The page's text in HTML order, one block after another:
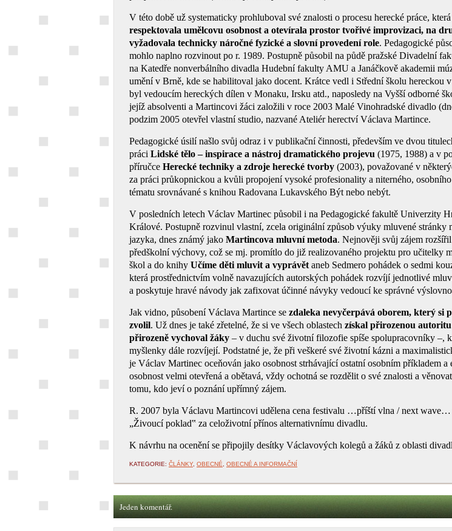
V této době už systematicky prohluboval své znalosti o procesu herecké práce,
respektovala umělcovu osobnost a otevírala prostor tvořivé improvizaci, na
vyžadovala technicky náročné fyzické a slovní provedení role. Pedagogické
mohlo naplno rozvinout po r. 1989. Postupně působil na půdě pražské Divadelní
na Katedře nonverbálního divadla Hudební fakulty AMU a Janáčkově akademii
umění v Brně, kde se habilitoval jako docent. Krátce vedl i Střední školu hereckou
byl vedoucím hereckých dílen v Monaku, Irsku atd., naposledy na Vyšší odborné
jejíž absolventi a Martincovi žáci založili v roce 2003 Malé Vinohradské divadlo
podzim 2005 otevřel vlastní studio, nazvané Ateliér herectví Václava Martince.
Pedagogické úsilí našlo svůj odraz i v publikační činnosti, především ve dvou
práci Lidské tělo – inspirace a nástroj dramatického projevu (1975, 1988) a v
příručce Herecké techniky a zdroje herecké tvorby (2003), považované v
za práci průkopnickou a kvůli propojení vysoké profesionality a niterného,
tématu srovnávané s knihou Radovana Lukavského Být nebo nebýt.
V posledních letech Václav Martinec působil i na Pedagogické fakultě Univerzity
Králové. Postupně rozvinul vlastní, zcela originální způsob výuky mluvené stránky
jazyka, dnes známý jako Martincova mluvní metoda. Nejnověji svůj zájem
předškolní výchovy, což se mj. promítlo do již realizovaného projektu pro učitelky
škol a do knihy Učíme děti mluvit a vyprávět aneb Sedmero pohádek o sedmi
která prostřednictvím volně navazujících autorských pohádek rozvíjí jednotlivé
a poskytuje hravé návody jak zafixovat účinné návyky vedoucí ke správné
Jak vidno, působení Václava Martince se zdaleka nevyčerpává oborem, který si
zvolil. Už dnes je také zřetelné, že si ve všech oblastech získal přirozenou autoritu
přirozeně vychoval žáky – v duchu své životní filozofie spíše spolupracovníky –,
myšlenky dále rozvíjejí. Podstatné je, že při veškeré své životní kázni a
je Václav Martinec oceňován jako osobnost strhávající ostatní osobním příkladem a
osobnost velmi otevřená a obětavá, vždy ochotná se rozdělit o své znalosti a
tomu, kdo jeví o poznání upřímný zájem.
R. 2007 byla Václavu Martincovi udělena cena festivalu …příští vlna / next
„Živoucí poklad‟ za celoživotní přínos alternativnímu divadlu.
K návrhu na ocenění se připojily desítky Václavových kolegů a žáků z oblasti
KATEGORIE: ČLÁNKY, OBECNÉ OBECNÉ A INFORMAČNÍ
Jeden komentář.